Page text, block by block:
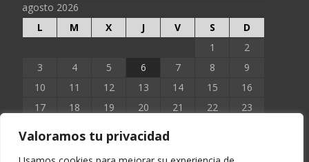
Valoramos tu privacidad
agosto 2026
L
M X J V S
D
1
2
3
4 5 6 7 8
9
10
11 12 13 14 15
16
17
18 19 20 21 22
23